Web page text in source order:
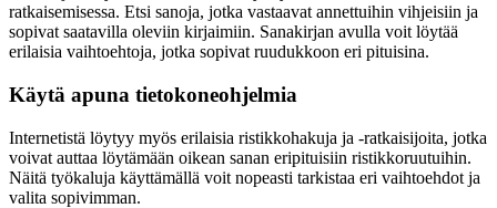
ratkaisemisessa. Etsi sanoja, jotka vastaavat annettuihin vihjeisiin ja
sopivat saatavilla oleviin kirjaimiin. Sanakirjan avulla voit löytää
erilaisia vaihtoehtoja, jotka sopivat ruudukkoon eri pituisina.
Käytä apuna tietokoneohjelmia
Internetistä löytyy myös erilaisia ristikkohakuja ja -ratkaisijoita, jotka
voivat auttaa löytämään oikean sanan eripituisiin ristikkoruutuihin.
Näitä työkaluja käyttämällä voit nopeasti tarkistaa eri vaihtoehdot ja
valita sopivimman.